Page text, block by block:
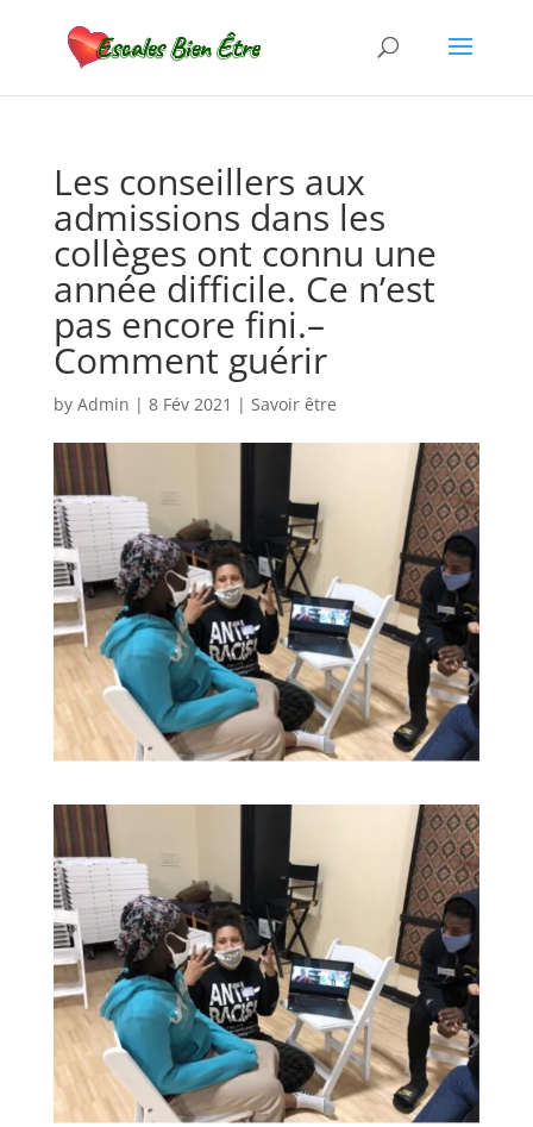
Les conseillers aux
admissions dans les
collèges ont connu une
année difficile. Ce n’est
pas encore fini.–
Comment guérir
by Admin | 8 Fév 2021 | Savoir être